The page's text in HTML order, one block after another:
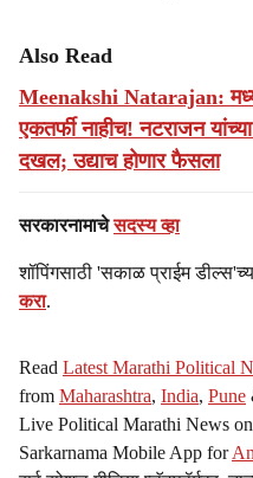
Also Read
Meenakshi Natarajan:
एकतर्फी नाहीच! नटराजन
दखल; उद्याच होणार फैसला
सरकारनामाचेसदस्य व्हा
शॉपिंगसाठी 'सकाळ प्राईम
करा.
Read Latest Marathi Political
from Maharashtra, India, Pune
Live Political Marathi News
Sarkarnama Mobile App for